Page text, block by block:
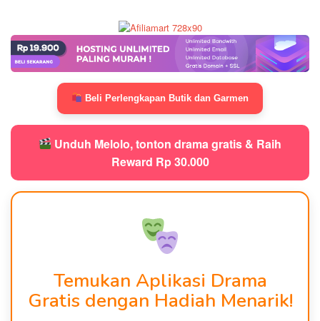
Beli Perlengkapan Butik dan Garmen
Unduh Melolo, tonton drama gratis & Raih
Reward Rp 30.000
Temukan Aplikasi Drama
Gratis dengan Hadiah Menarik!